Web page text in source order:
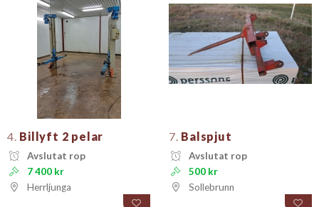
4. Billyft 2 pelar
Avslutat rop
7 400 kr
Herrljunga
7. Balspjut
Avslutat rop
500 kr
Sollebrunn